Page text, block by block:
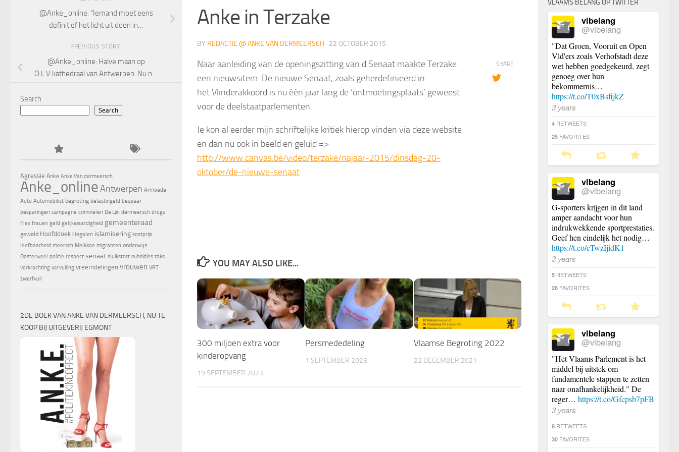
Anke in Terzake
BY REDACTIE @ ANKE VAN DERMEERSCH · 22 OCTOBER 2015
Naar aanleiding van de openingszitting van d Senaat maakte Terzake
een nieuwsitem. De nieuwe Senaat, zoals geherdefinieerd in
het Vlinderakkoord is nu één jaar lang de ‘ontmoetingsplaats’ geweest
voor de deelstaatparlementen.
Je kon al eerder mijn schriftelijke kritiek hierop vinden via deze website
en dan nu ook in beeld en geluid =>
http://www.canvas.be/video/terzake/najaar-2015/dinsdag-20-
oktober/de-nieuwe-senaat
SHARE
YOU MAY ALSO LIKE...
300 miljoen extra voor
kinderopvang
19 SEPTEMBER 2023
Persmededeling
1 SEPTEMBER 2023
Vlaamse Begroting 2022
22 DECEMBER 2021
@Anke_online: “Iemand moet eens
definitief het licht uit doen in…
PREVIOUS STORY
@Anke_online: Halve maan op
O.L.V.kathedraal van Antwerpen. Nu n…
Search
Search
Agressie Anke Anke Van dermeersch
Anke_onlineAntwerpen Armoede
Auto Automobilist begroting belastingeld bespaar
besparingen campagne criminelen De Lijn dermeersch drugs
files frauen geld gelijkwaardigheid gemeenteraad
geweld Hoofddoek illegalen islamisering kostprijs
leefbaarheid meersch Melkkoe migranten onderwijs
Oosterweel politie respect senaat sluikstort subsidies taks
verkrachting vervuiling vreemdelingen vrouwen VRT
zwerfvuil
2DE BOEK VAN ANKE VAN DERMEERSCH, NU TE
KOOP BIJ UITGEVERIJ EGMONT
VLAAMS BELANG OP TWITTER
vlbelang
@vlbelang
"Dat Groen, Vooruit en Open
Vld'ers zoals Verhofstadt deze
wet hebben goedgekeurd, zegt
genoeg over hun
bekommernis…
https://t.co/T0xBsfijkZ
3 years
4 RETWEETS
25 FAVORITES
vlbelang
@vlbelang
G-sporters krijgen in dit land
amper aandacht voor hun
indrukwekkende sportprestaties.
Geef hen eindelijk het nodig…
https://t.co/eTwzIjidK1
3 years
5 RETWEETS
28 FAVORITES
vlbelang
@vlbelang
"Het Vlaams Parlement is het
middel bij uitstek om
fundamentele stappen te zetten
naar onafhankelijkheid." De
reger… https://t.co/Gfcpsb7pFB
3 years
8 RETWEETS
30 FAVORITES